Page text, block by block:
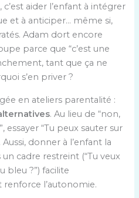
aider l’enfant à intégrer
et à anticiper… même si,
Adam dort encore
parce que “c’est une
tant que ça ne
s’en priver ?
en ateliers parentalité :
. Au lieu de “non,
essayer “Tu peux sauter sur
donner à l’enfant la
cadre restreint (“Tu veux
bleu ?”) facilite
renforce l’autonomie.